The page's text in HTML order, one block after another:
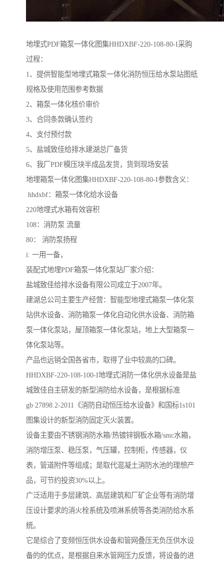
地埋式PDF箱泵一体化图集HHDXBF-220-108-80-I采购
过程：
1、提供智能型地埋式箱泵一体化消防恒压给水泵站图纸
规格及使用范围参考数据
2、箱泵一体化核价审价
3、合同条款确认签约
4、支付预付款
5、盐城致佳给排水建湖总厂备货
6、我厂PDF模压块半成品发货，货到现场安装
地埋箱泵一体化图集HHDXBF-220-108-80-I参数含义：
hhdxbf：箱泵一体化给水设备
220地埋式水箱有效容积
108：消防泵 流量
80： 消防泵扬程
i: 一用一备，
装配式地埋PDF箱泵一体化泵站厂家介绍：
盐城致佳给排水设备有限公司成立于2007年。
建湖总公司主要生产经营：智能型地埋式箱泵一体化泵
站供水设备、消防箱泵一体化自动化供水设备、消防箱
泵一体化泵站，屋顶箱泵一体化泵站，地上大型箱泵一
体化泵站等。
产品也远销全国各省市，取得了业中较高的口碑。
HHDXBF-220-108-100-I地埋式消防一体化供水设备是盐
城致佳自主研发的新型消防给水设备，是根据标准
gb 27898.2-2011《消防自动恒压给水设备》和国标1s101
图集设计的新型消防固定灭火装置。
设备主要由不锈钢消防水箱/热镀锌钢板水箱/smc水箱，
消防增压泵、稳压泵，气压罐，控制柜，传感器，仪
表，管道附件等组成；是取代混凝土消防水池的理想产
品，可节约投资30%以上。
广泛适用于多层建筑、高层建筑和厂矿企业等有消防增
压设计要求的消火栓系统及喷淋系统等各类消防给水系
统。
它是综合了变频恒压供水设备和管网叠压无负压供水设
备的的优点，是根据自来水管网压力反馈，将设备的进